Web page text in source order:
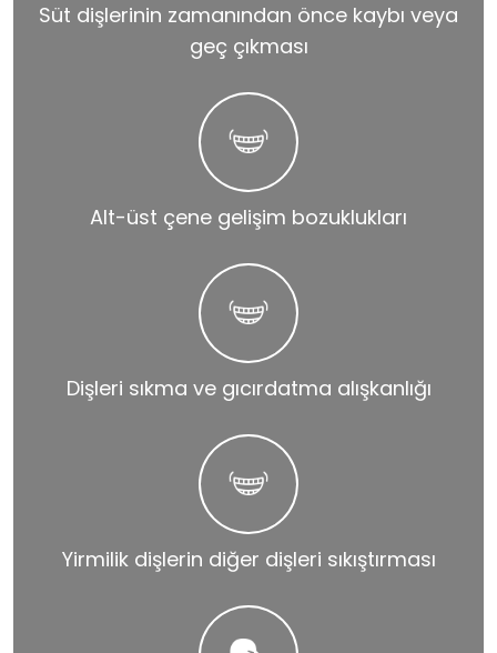
Süt dişlerinin zamanından önce kaybı veya
geç çıkması
Alt-üst çene gelişim bozuklukları
Dişleri sıkma ve gıcırdatma alışkanlığı
Yirmilik dişlerin diğer dişleri sıkıştırması